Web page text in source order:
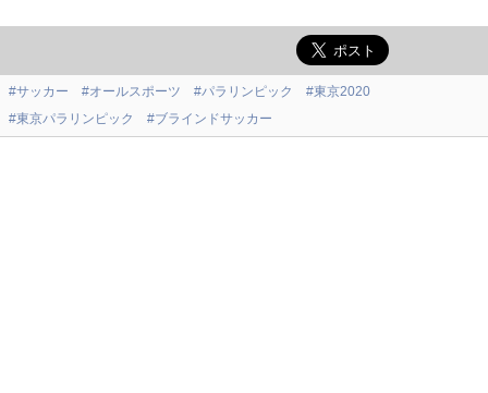
#サッカー #オールスポーツ #パラリンピック
#東京2020
#東京パラリンピック
#ブラインドサッカー